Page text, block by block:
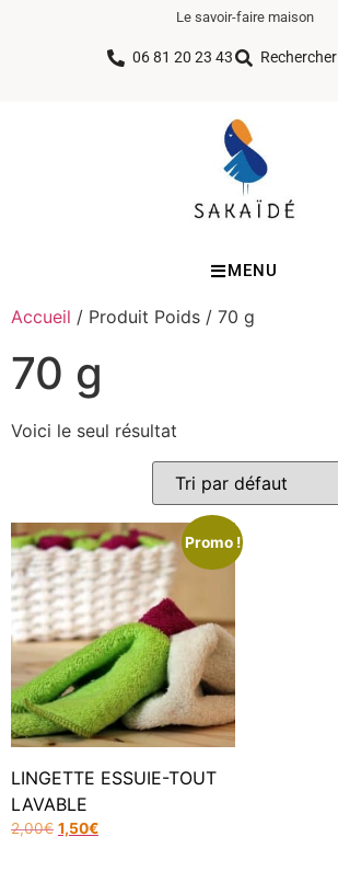
Le savoir-faire maison
06 81 20 23 43 Rechercher
MENU
Accueil / Produit Poids / 70 g
70 g
Voici le seul résultat
Promo !
LINGETTE ESSUIE-TOUT
LAVABLE
2,00€ 1,50€